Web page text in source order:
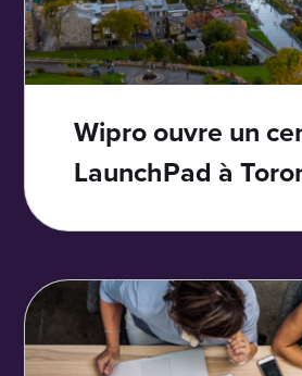
Wipro ouvre un
LaunchPad à